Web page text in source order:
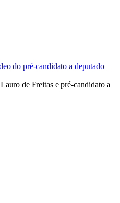
do pré-candidato a deputado
de Freitas e pré-candidato a